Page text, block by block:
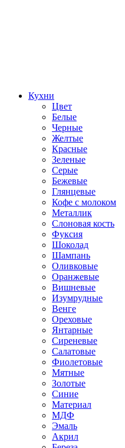
Кухни
Цвет
Белые
Черные
Желтые
Красные
Зеленые
Серые
Бежевые
Глянцевые
Кофе с молоком
Металлик
Слоновая кость
Фуксия
Шоколад
Шампань
Оливковые
Оранжевые
Вишневые
Изумрудные
Венге
Ореховые
Янтарные
Сиреневые
Салатовые
Фиолетовые
Мятные
Золотые
Синие
Материал
МДФ
Эмаль
Акрил